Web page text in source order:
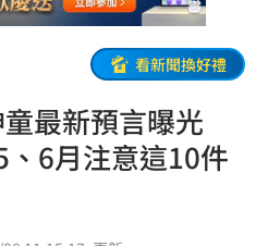
看新聞換好禮
最新預言曝光
6月注意這10件